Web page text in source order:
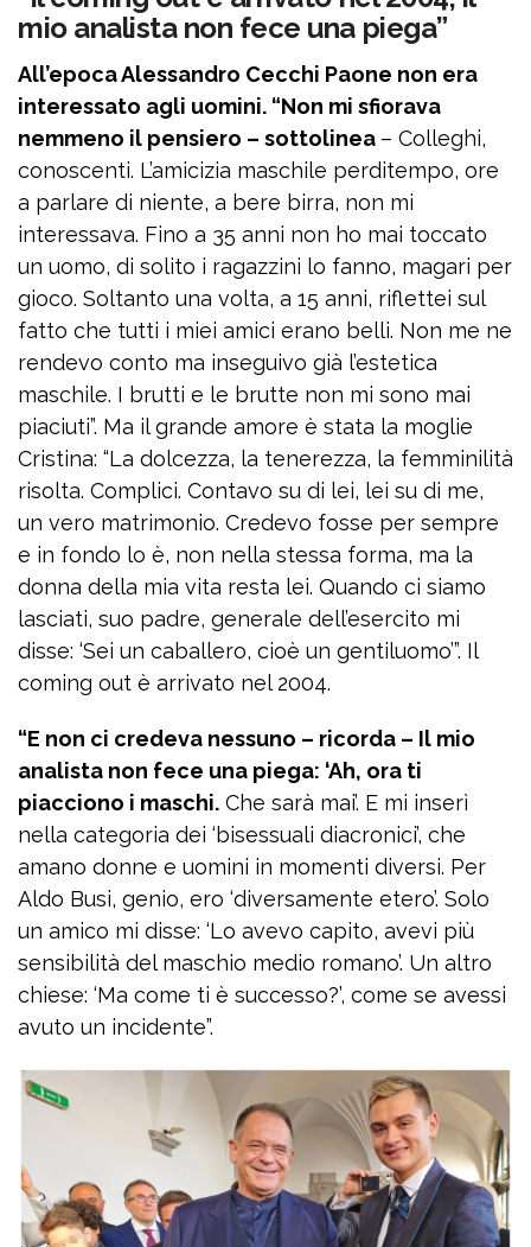
mio analista non fece una piega”
All’epoca Alessandro Cecchi Paone non era
interessato agli uomini. “Non mi sfiorava
nemmeno il pensiero – sottolinea – Colleghi,
conoscenti. L’amicizia maschile perditempo, ore
a parlare di niente, a bere birra, non mi
interessava. Fino a 35 anni non ho mai toccato
un uomo, di solito i ragazzini lo fanno, magari per
gioco. Soltanto una volta, a 15 anni, riflettei sul
fatto che tutti i miei amici erano belli. Non me ne
rendevo conto ma inseguivo già l’estetica
maschile. I brutti e le brutte non mi sono mai
piaciuti”. Ma il grande amore è stata la moglie
Cristina: “La dolcezza, la tenerezza, la femminilità
risolta. Complici. Contavo su di lei, lei su di me,
un vero matrimonio. Credevo fosse per sempre
e in fondo lo è, non nella stessa forma, ma la
donna della mia vita resta lei. Quando ci siamo
lasciati, suo padre, generale dell’esercito mi
disse: ‘Sei un caballero, cioè un gentiluomo’”. Il
coming out è arrivato nel 2004.
“E non ci credeva nessuno – ricorda – Il mio
analista non fece una piega: ‘Ah, ora ti
piacciono i maschi. Che sarà mai’. E mi inserì
nella categoria dei ‘bisessuali diacronici’, che
amano donne e uomini in momenti diversi. Per
Aldo Busi, genio, ero ‘diversamente etero’. Solo
un amico mi disse: ‘Lo avevo capito, avevi più
sensibilità del maschio medio romano’. Un altro
chiese: ‘Ma come ti è successo?’, come se avessi
avuto un incidente”.